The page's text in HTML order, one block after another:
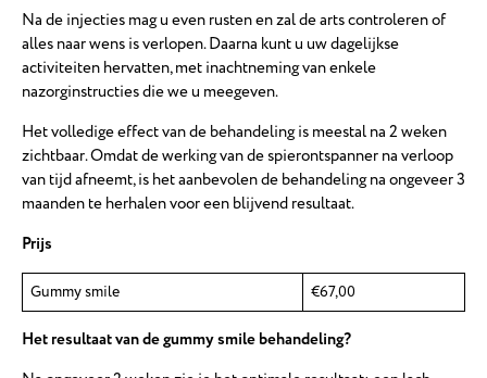
Na de injecties mag u even rusten en zal de arts controleren of
alles naar wens is verlopen. Daarna kunt u uw dagelijkse
activiteiten hervatten, met inachtneming van enkele
nazorginstructies die we u meegeven.
Het volledige effect van de behandeling is meestal na 2 weken
zichtbaar. Omdat de werking van de spierontspanner na verloop
van tijd afneemt, is het aanbevolen de behandeling na ongeveer 3
maanden te herhalen voor een blijvend resultaat.
Prijs
Gummy smile €67,00
Het resultaat van de gummy smile behandeling?